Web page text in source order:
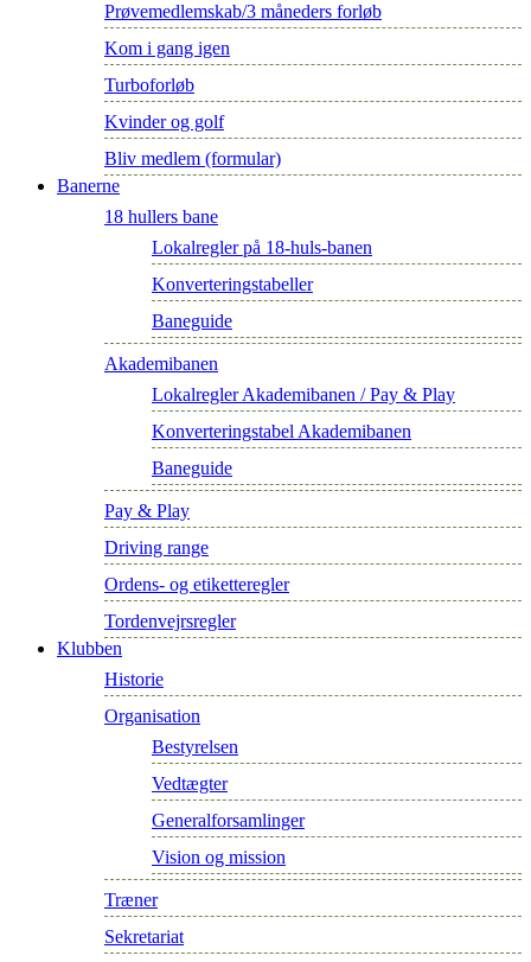
Prøvemedlemskab/3 måneders forløb
Kom i gang igen
Turboforløb
Kvinder og golf
Bliv medlem (formular)
Banerne
18 hullers bane
Lokalregler på 18-huls-banen
Konverteringstabeller
Baneguide
Akademibanen
Lokalregler Akademibanen / Pay & Play
Konverteringstabel Akademibanen
Baneguide
Pay & Play
Driving range
Ordens- og etiketteregler
Tordenvejrsregler
Klubben
Historie
Organisation
Bestyrelsen
Vedtægter
Generalforsamlinger
Vision og mission
Træner
Sekretariat